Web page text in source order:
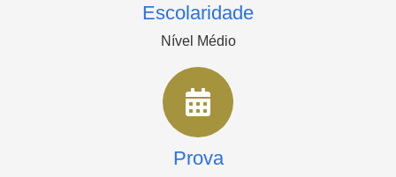
Escolaridade
Nível Médio
Prova